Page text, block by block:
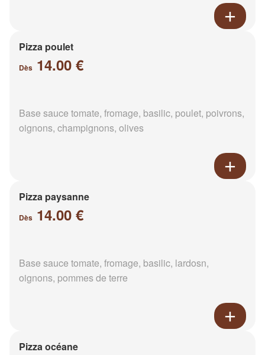
Pizza poulet
Dès 14.00 €
Base sauce tomate, fromage, basilic, poulet, poivrons,
oignons, champignons, olives
Pizza paysanne
Dès 14.00 €
Base sauce tomate, fromage, basilic, lardosn,
oignons, pommes de terre
Pizza océane